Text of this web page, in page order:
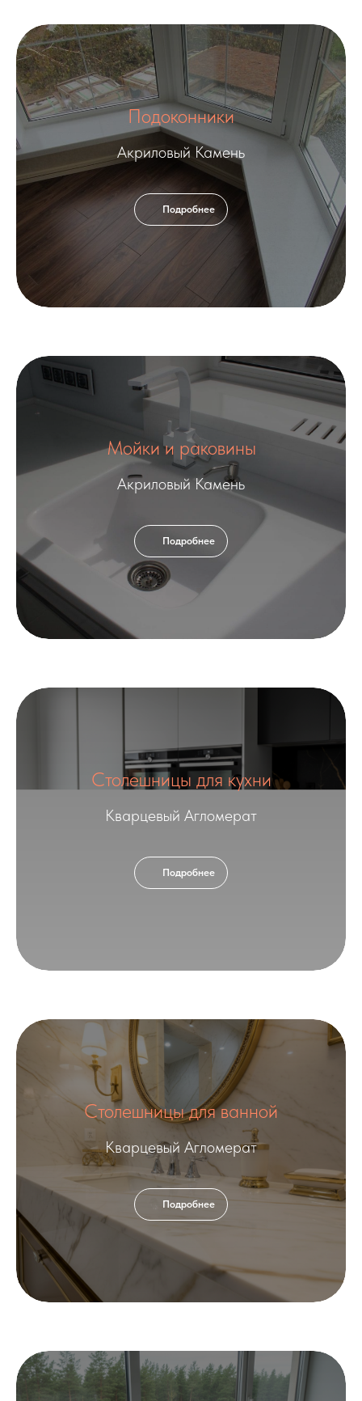
Подоконники
Акриловый Камень
Подробнее
Мойки и раковины
Акриловый Камень
Подробнее
Столешницы для кухни
Кварцевый Агломерат
Подробнее
Столешницы для ванной
Кварцевый Агломерат
Подробнее